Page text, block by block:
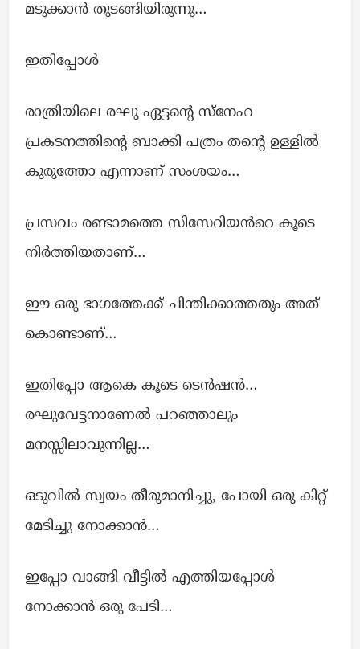
മടുക്കാൻ തുടങ്ങിയിരുന്നു…
ഇതിപ്പോൾ
രാത്രിയിലെ രഘു ഏട്ടന്റെ സ്നേഹ
പ്രകടനത്തിന്റെ ബാക്കി പത്രം തന്റെ ഉള്ളിൽ
കുരുത്തോ എന്നാണ് സംശയം…
പ്രസവം രണ്ടാമത്തെ സിസേറിയൻറെ കൂടെ
നിർത്തിയതാണ്…
ഈ ഒരു ഭാഗത്തേക്ക് ചിന്തിക്കാത്തതും അത്
കൊണ്ടാണ്…
ഇതിപ്പോ ആകെ കൂടെ ടെൻഷൻ…
രഘുവേട്ടനാണേൽ പറഞ്ഞാലും
മനസ്സിലാവുന്നില്ല…
ഒടുവിൽ സ്വയം തീരുമാനിച്ചു, പോയി ഒരു കിറ്റ്
മേടിച്ചു നോക്കാൻ…
ഇപ്പോ വാങ്ങി വീട്ടിൽ എത്തിയപ്പോൾ
നോക്കാൻ ഒരു പേടി…